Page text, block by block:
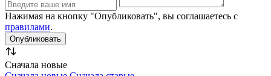
Нажимая на кнопку "Опубликовать", вы соглашаетесь с
правилами.
Сначала новые